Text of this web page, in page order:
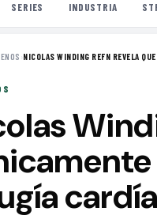
SERIES INDUSTRIA
›NICOLAS WINDING REFN REVELA